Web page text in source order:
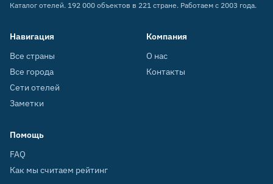
Каталог отелей. 192 000 объектов в 221 стране. Работаем с 2003 года.
Навигация
Все страны
Все города
Сети отелей
Заметки
Компания
О нас
Контакты
Помощь
FAQ
Как мы считаем рейтинг